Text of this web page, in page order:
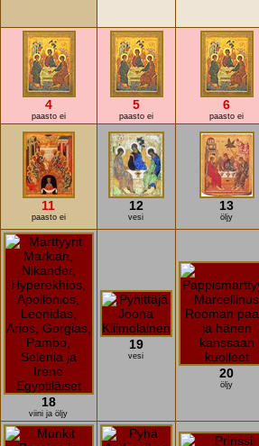
4
paasto ei
5
paasto ei
6
paasto ei
11
paasto ei
12
vesi
13
öljy
18
viini ja öljy
19
vesi
20
öljy